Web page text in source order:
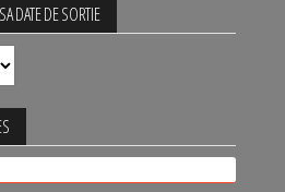
DATE DE SORTIE